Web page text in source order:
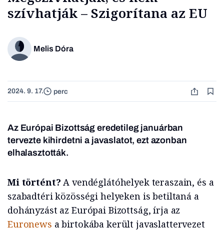
szívhatják – Szigorítana az EU
Melis Dóra
2024. 9. 17. perc
Az Európai Bizottság eredetileg januárban
tervezte kihirdetni a javaslatot, ezt azonban
elhalasztották.
Mi történt?A vendéglátóhelyek teraszain, és a
szabadtéri közösségi helyeken is betiltaná a
dohányzást az Európai Bizottság, írja az
Euronews a birtokába került javaslattervezet